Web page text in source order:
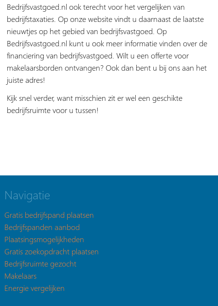
Bedrijfsvastgoed.nl ook terecht voor het vergelijken van
bedrijfstaxaties. Op onze website vindt u daarnaast de laatste
nieuwtjes op het gebied van bedrijfsvastgoed. Op
Bedrijfsvastgoed.nl kunt u ook meer informatie vinden over de
financiering van bedrijfsvastgoed. Wilt u een offerte voor
makelaarsborden ontvangen? Ook dan bent u bij ons aan het
juiste adres!
Kijk snel verder, want misschien zit er wel een geschikte
bedrijfsruimte voor u tussen!
Navigatie
Gratis bedrijfspand plaatsen
Bedrijfspanden aanbod
Plaatsingsmogelijkheden
Gratis zoekopdracht plaatsen
Bedrijfsruimte gezocht
Makelaars
Energie vergelijken